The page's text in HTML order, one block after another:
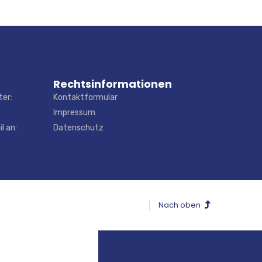
an:
Rechtsinformationen
Kontaktformular
Impressum
Datenschutz
Nach oben